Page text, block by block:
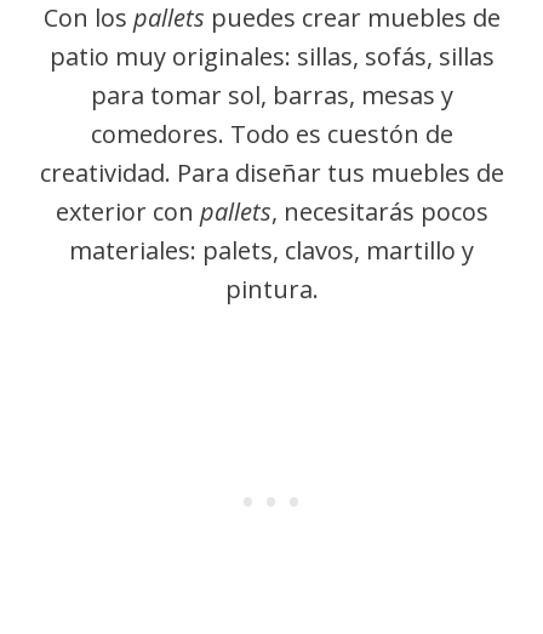
Con los pallets puedes crear muebles de
patio muy originales: sillas, sofás, sillas
para tomar sol, barras, mesas y
comedores. Todo es cuestón de
creatividad. Para diseñar tus muebles de
exterior con pallets, necesitarás pocos
materiales: palets, clavos, martillo y
pintura.